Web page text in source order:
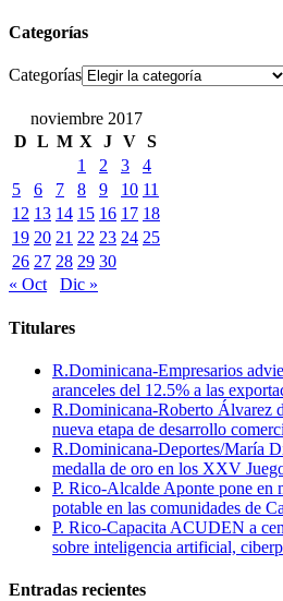
Categorías
Categorías
noviembre 2017
D L M X J V S
1
2 3
4
5
6 7 8 9 10 11
12 13 14 15 16 17 18
19 20 21 22 23 24 25
26 27 28 29 30
« Oct
Dic »
Titulares
R.Dominicana-Empresarios
aranceles del 12.5% a las
R.Dominicana-Roberto Álvarez
nueva etapa de desarrollo
R.Dominicana-Deportes/María
medalla de oro en los XXV
P. Rico-Alcalde Aponte pone en
potable en las comunidades de
P. Rico-Capacita ACUDEN a
sobre inteligencia artificial,
Entradas recientes